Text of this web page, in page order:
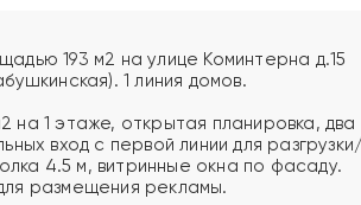
193 м2 на улице Коминтерна д.15
1 линия домов.
1 этаже, открытая планировка, два
вход с первой линии для
4.5 м, витринные окна по фасаду.
размещения рекламы.